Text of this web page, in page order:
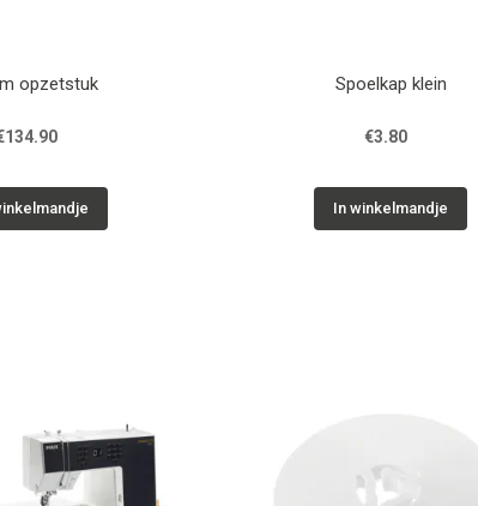
opzetstuk Spoelkap klein
€3.80
In winkelmandje